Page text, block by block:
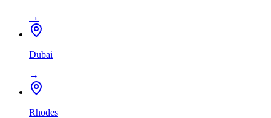
→
Dubai
→
Rhodes